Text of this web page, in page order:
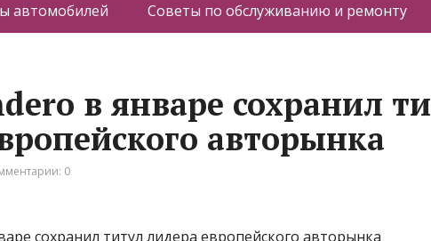
автомобилей Советы по обслуживанию и ремонту
в январе сохранил
авторынка
0